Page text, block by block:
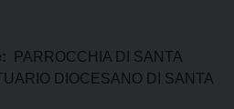
PARROCCHIA DI SANTA
DIOCESANO DI SANTA